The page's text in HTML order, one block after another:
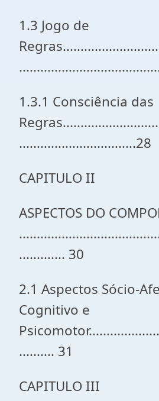
1.3 Jogo de
1.3.1 Consciência das
.................................28
CAPITULO II
ASPECTOS DO
............. 30
2.1 Aspectos Sócio-
Cognitivo e
.......... 31
CAPITULO III